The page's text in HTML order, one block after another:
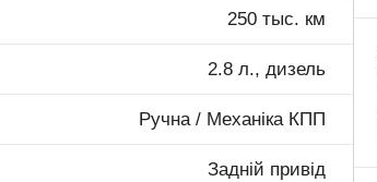
250 тыс. км
2.8 л., дизель
Ручна / Механіка КПП
Задній привід